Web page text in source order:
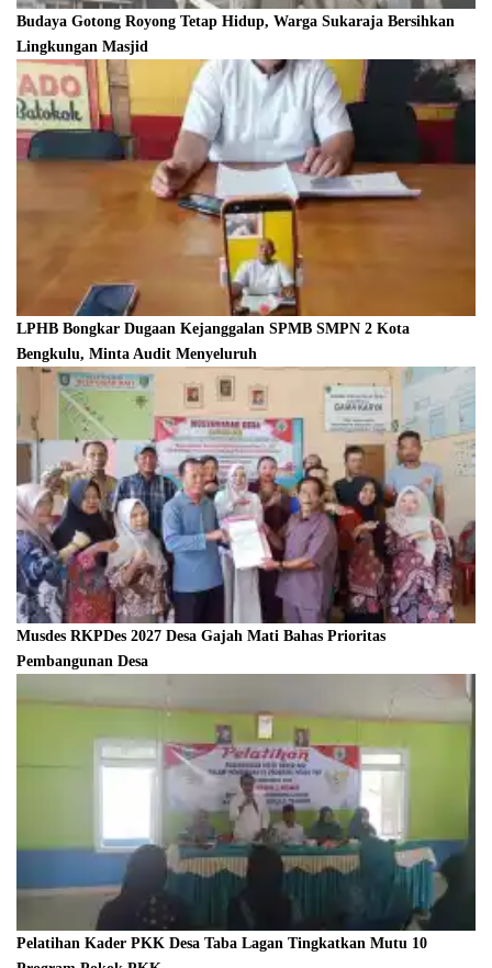
Budaya Gotong Royong Tetap Hidup, Warga Sukaraja Bersihkan
Lingkungan Masjid
LPHB Bongkar Dugaan Kejanggalan SPMB SMPN 2 Kota
Bengkulu, Minta Audit Menyeluruh
Musdes RKPDes 2027 Desa Gajah Mati Bahas Prioritas
Pembangunan Desa
Pelatihan Kader PKK Desa Taba Lagan Tingkatkan Mutu 10